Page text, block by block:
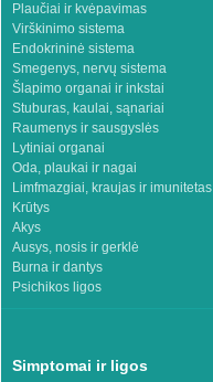
Plaučiai ir kvėpavimas
Virškinimo sistema
Endokrininė sistema
Smegenys, nervų sistema
Šlapimo organai ir inkstai
Stuburas, kaulai, sąnariai
Raumenys ir sausgyslės
Lytiniai organai
Oda, plaukai ir nagai
Limfmazgiai, kraujas ir imunitetas
Krūtys
Akys
Ausys, nosis ir gerklė
Burna ir dantys
Psichikos ligos
Simptomai ir ligos